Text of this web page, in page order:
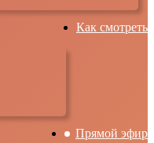
Как смотреть
Прямой эфир